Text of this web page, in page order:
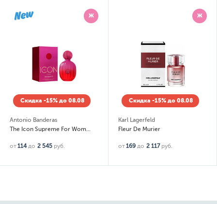
Ж
Скидка -15% до 08.08
Antonio Banderas
The Icon Supreme For Women
от114 до 2 545 руб.
Ж
Скидка -15% до 08.08
Karl Lagerfeld
Fleur De Murier
от169 до 2 117 руб.